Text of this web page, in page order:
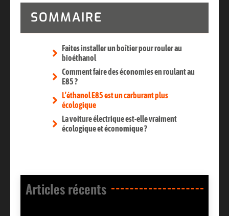
SOMMAIRE
Faites installer un boîtier pour rouler au
bioéthanol
Comment faire des économies en roulant au
E85 ?
L’éthanol E85 est un carburant plus
écologique
La voiture électrique est-elle vraiment
écologique et économique ?
Articles récents​